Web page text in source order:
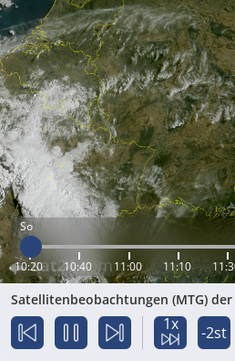
So
10:20 10:40 11:00 11:10
Satellitenbeobachtungen (MTG)
1x -2st